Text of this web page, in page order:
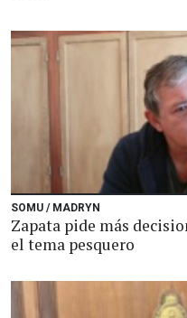
SOMU / MADRYN
Zapata pide más
el tema pesquero